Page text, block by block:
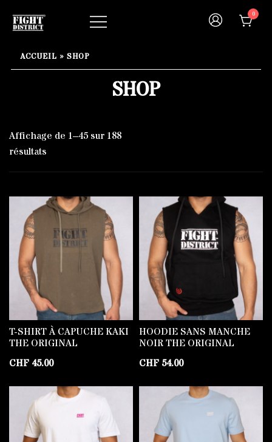
0
ACCUEIL » SHOP
SHOP
Affichage de 1–45 sur 188
résultats
T-SHIRT À CAPUCHE KAKI
THE ORIGINAL
CHF 45.00
HOODIE SANS MANCHE
NOIR THE ORIGINAL
CHF 54.00